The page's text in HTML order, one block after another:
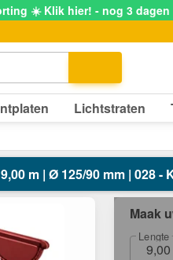
☀️ Klik hier! - nog 3 dagen
Lichtstraten
m | Ø 125/90 mm | 028 -
Maak
Lengte
9,00